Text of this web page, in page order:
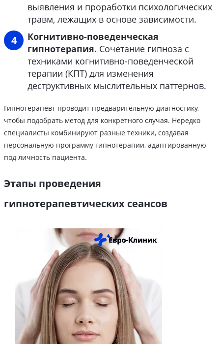
выявления и проработки психологических
травм, лежащих в основе зависимости.
Когнитивно-поведенческая
гипнотерапия. Сочетание гипноза с
техниками когнитивно-поведенческой
терапии (КПТ) для изменения
деструктивных мыслительных паттернов.
Гипнотерапевт проводит предварительную диагностику,
чтобы подобрать метод для конкретного случая. Нередко
специалисты комбинируют разные техники, создавая
персональную программу гипнотерапии, адаптированную
под личность пациента.
Этапы проведения
гипнотерапевтических сеансов